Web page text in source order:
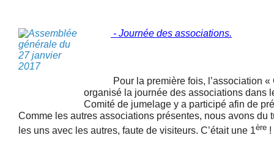
- Journée des associations.
Pour la première fois, l’association «
organisé la journée des associations dans
Comité de jumelage y a participé afin de
Comme les autres associations présentes, nous avons du
les uns avec les autres, faute de visiteurs. C’était une 1ère !